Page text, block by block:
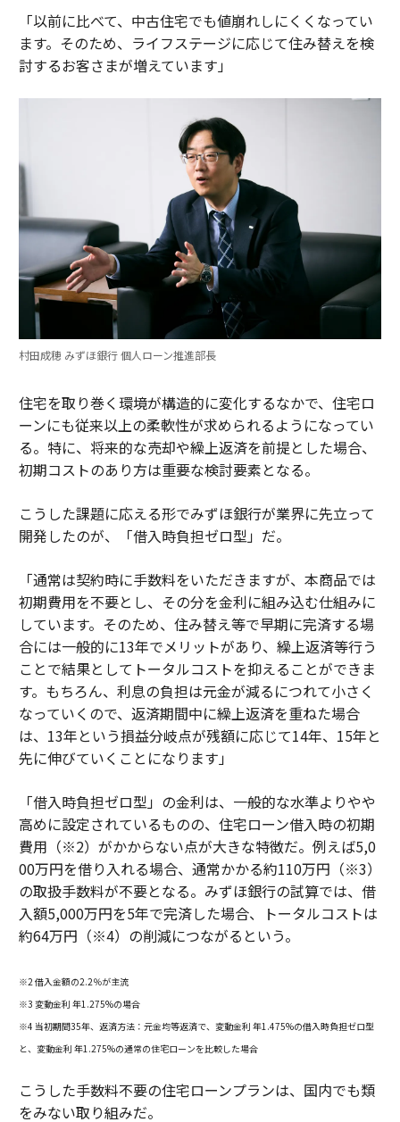
「以前に比べて、中古住宅でも値崩れしにくくなってい
ます。そのため、ライフステージに応じて住み替えを検
討するお客さまが増えています」
村田成穂 みずほ銀行 個人ローン推進部長
住宅を取り巻く環境が構造的に変化するなかで、住宅ロ
ーンにも従来以上の柔軟性が求められるようになってい
る。特に、将来的な売却や繰上返済を前提とした場合、
初期コストのあり方は重要な検討要素となる。
こうした課題に応える形でみずほ銀行が業界に先立って
開発したのが、「借入時負担ゼロ型」だ。
「通常は契約時に手数料をいただきますが、本商品では
初期費用を不要とし、その分を金利に組み込む仕組みに
しています。そのため、住み替え等で早期に完済する場
合には一般的に13年でメリットがあり、繰上返済等行う
ことで結果としてトータルコストを抑えることができま
す。もちろん、利息の負担は元金が減るにつれて小さく
なっていくので、返済期間中に繰上返済を重ねた場合
は、13年という損益分岐点が残額に応じて14年、15年と
先に伸びていくことになります」
「借入時負担ゼロ型」の金利は、一般的な水準よりやや
高めに設定されているものの、住宅ローン借入時の初期
費用（※2）がかからない点が大きな特徴だ。例えば5,0
00万円を借り入れる場合、通常かかる約110万円（※3）
の取扱手数料が不要となる。みずほ銀行の試算では、借
入額5,000万円を5年で完済した場合、トータルコストは
約64万円（※4）の削減につながるという。
※2 借入金額の2.2％が主流
※3 変動金利 年1.275%の場合
※4 当初期間35年、返済方法：元金均等返済で、変動金利 年1.475%の借入時負担ゼロ型
と、変動金利 年1.275%の通常の住宅ローンを比較した場合
こうした手数料不要の住宅ローンプランは、国内でも類
をみない取り組みだ。